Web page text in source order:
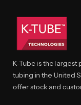
K-Tube is the largest
tubing in the United
offer stock and